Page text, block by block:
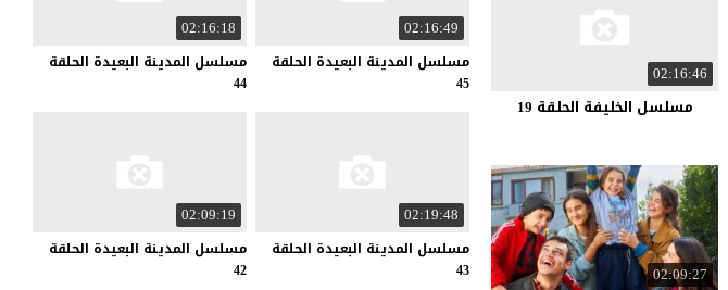
02:16:46
مسلسل الخليفة الحلقة 19
02:09:27
02:16:49
مسلسل المدينة البعيدة الحلقة
45
02:16:18
مسلسل المدينة البعيدة الحلقة
44
02:19:48
مسلسل المدينة البعيدة الحلقة
43
02:09:19
مسلسل المدينة البعيدة الحلقة
42